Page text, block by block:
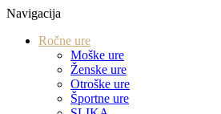
Navigacija
Ročne ure
Moške ure
Ženske ure
Otroške ure
Športne ure